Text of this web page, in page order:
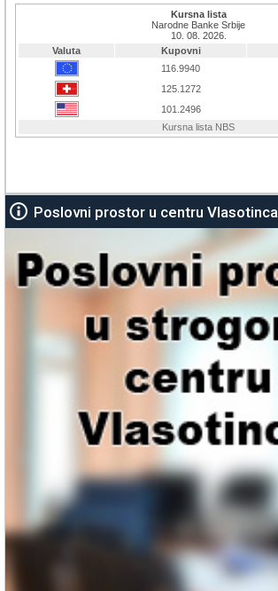
Poslovni prostor u centru Vlasotinca